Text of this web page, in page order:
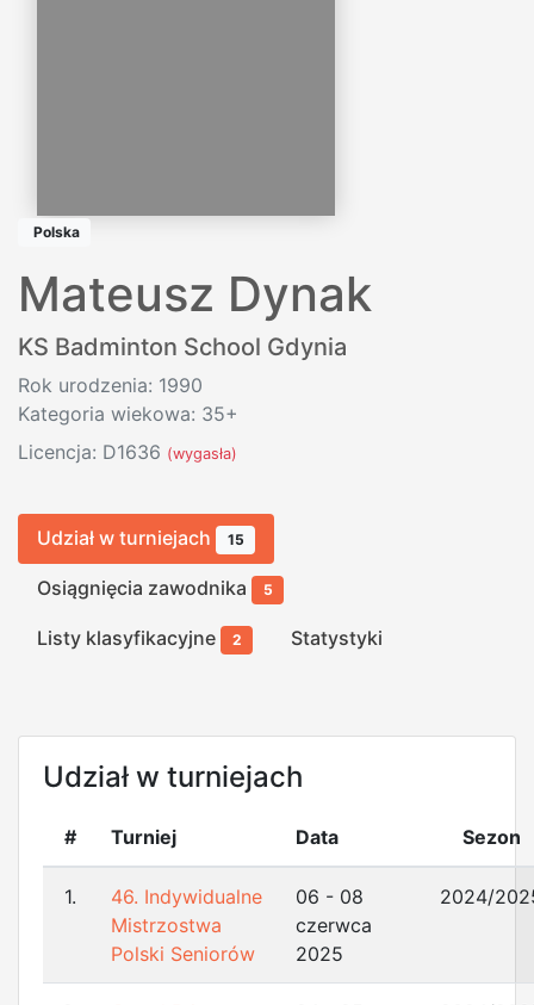
Polska
Mateusz Dynak
KS Badminton School Gdynia
Rok urodzenia: 1990
Kategoria wiekowa: 35+
Licencja: D1636 (wygasła)
Udział w turniejach 15
Osiągnięcia zawodnika 5
Listy klasyfikacyjne 2 Statystyki
Udział w turniejach
# Turniej Data Sezon
1.
46. Indywidualne
Mistrzostwa
Polski Seniorów
06 - 08
czerwca
2025
2024/